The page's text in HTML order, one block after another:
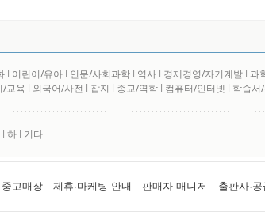
l 어린이/유아 l 인문/사회과학 l 역사 l 경제경영/자기계발 l 과
/교육 l 외국어/사전 l 잡지 l 종교/역학 l 컴퓨터/인터넷 l 학습서
l 하 l 기타
중고매장 제휴·마케팅 안내 판매자 매니저 출판사·